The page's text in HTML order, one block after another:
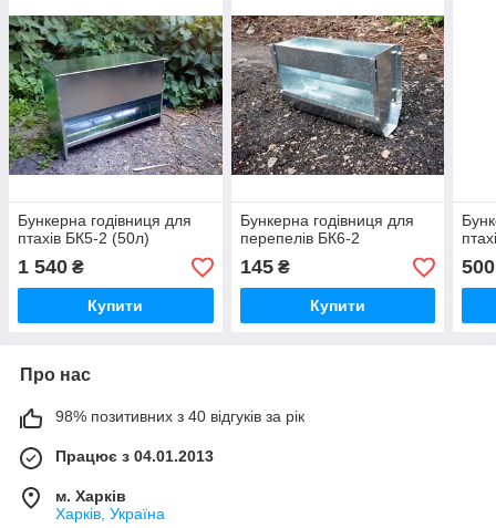
Бункерна годівниця для
птахів БК5-2 (50л)
1 540 ₴
Купити
Бункерна годівниця для
перепелів БК6-2
145₴
Купити
500
Про нас
98% позитивних з 40 відгуків за рік
Працює з 04.01.2013
м. Харків
Харків, Україна